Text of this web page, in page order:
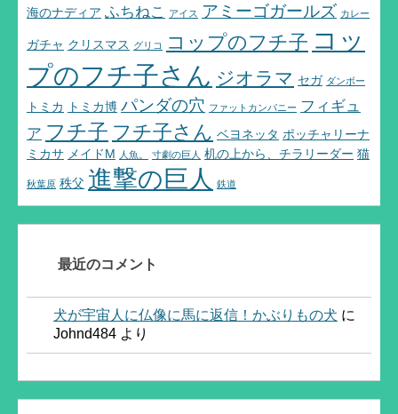
海のナディア ふちねこ アイス アミーゴガールズ カレー
ガチャ クリスマス グリコ コップのフチ子 コッ
プのフチ子さん ジオラマ セガ ダンボー
トミカ トミカ博 パンダの穴 ファットカンパニー フィギュ
ア フチ子 フチ子さん ベヨネッタ ポッチャリーナ
ミカサ メイドM 人魚。 寸劇の巨人 机の上から、チラリーダー 猫
秋葉原 秩父 進撃の巨人 鉄道
最近のコメント
犬が宇宙人に仏像に馬に返信！かぶりもの犬 に
Johnd484 より